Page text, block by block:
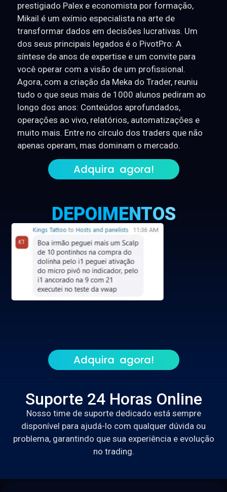
prestigiado Palex e economista por formação,
Mikail é um exímio especialista na arte de
transformar dados em decisões lucrativas. Um
dos seus principais legados é o PivotPro: A
síntese de anos de expertise e um convite para
você operar com a visão de um profissional.
Agora, com a criação da Meka do Trader, reuniu
tudo o que seus mais de 1000 alunos pediram ao
longo dos anos: Conteúdos aprofundados,
operações ao vivo, relatórios, automatizações e
muito mais. Entre no círculo dos traders que não
apenas operam, mas dominam o mercado.
Adquira agora!
DEPOIMENTOS
Adquira agora!
Suporte 24 Horas Online
Nosso time de suporte dedicado está sempre
disponível para ajudá-lo com qualquer dúvida ou
problema, garantindo que sua experiência e evolução
no trading.